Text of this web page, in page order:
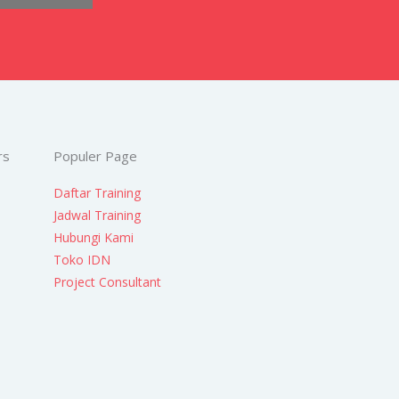
Populer Page
Daftar Training
Jadwal Training
Hubungi Kami
Toko IDN
Project Consultant